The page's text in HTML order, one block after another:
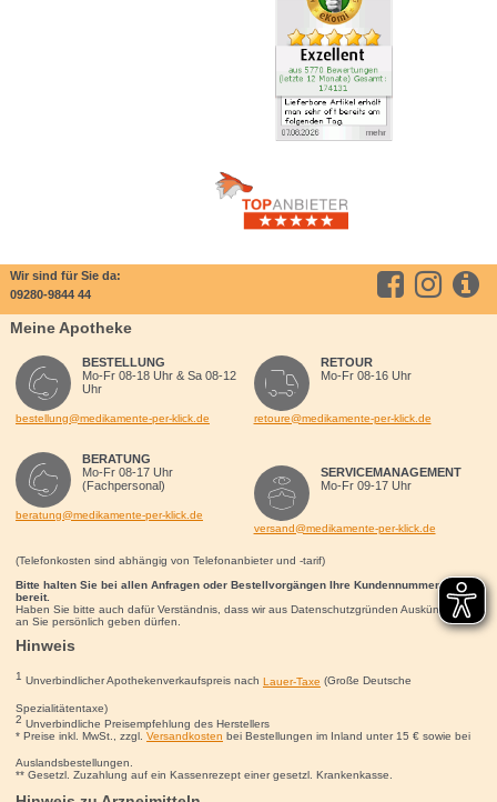
Wir sind für Sie da:
09280-9844 44
Meine Apotheke
BESTELLUNG
Mo-Fr 08-18 Uhr & Sa 08-12
Uhr
bestellung@medikamente-per-klick.de
BERATUNG
Mo-Fr 08-17 Uhr
(Fachpersonal)
beratung@medikamente-per-klick.de
RETOUR
Mo-Fr 08-16 Uhr
retoure@medikamente-per-klick.de
SERVICEMANAGEMENT
Mo-Fr 09-17 Uhr
versand@medikamente-per-klick.de
(Telefonkosten sind abhängig von Telefonanbieter und -tarif)
Bitte halten Sie bei allen Anfragen oder Bestellvorgängen Ihre Kundennummer für uns
bereit.
Haben Sie bitte auch dafür Verständnis, dass wir aus Datenschutzgründen Auskünfte nur
an Sie persönlich geben dürfen.
Hinweis
1 Unverbindlicher Apothekenverkaufspreis nach Lauer-Taxe (Große Deutsche
Spezialitätentaxe)
2 Unverbindliche Preisempfehlung des Herstellers
* Preise inkl. MwSt., zzgl. Versandkosten bei Bestellungen im Inland unter 15 €sowie bei
Auslandsbestellungen.
** Gesetzl. Zuzahlung auf ein Kassenrezept einer gesetzl. Krankenkasse.